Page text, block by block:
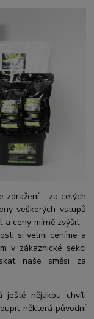
zdražení - za celých
veškerých vstupů
a ceny mírně zvýšit -
si velmi ceníme a
v zákaznické sekci
naše směsi za
ještě nějakou chvíli
některá původní